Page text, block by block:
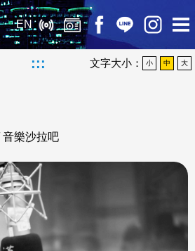
EN
::: 文字大小： 小 中 大
音樂沙拉吧